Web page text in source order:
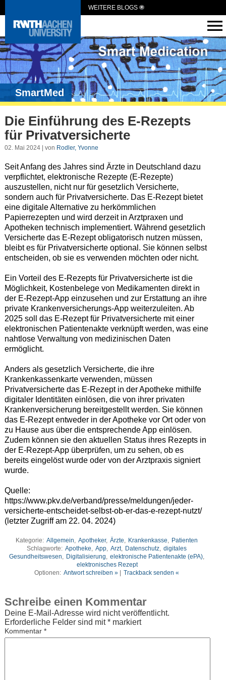
WEITERE BLOGS
SmartMed
Die Einführung des E-Rezepts
für Privatversicherte
02. Mai 2024 | von Rodler, Yvonne
Seit Anfang des Jahres sind Ärzte in Deutschland dazu
verpflichtet, elektronische Rezepte (E-Rezepte)
auszustellen, nicht nur für gesetzlich Versicherte,
sondern auch für Privatversicherte. Das E-Rezept bietet
eine digitale Alternative zu herkömmlichen
Papierrezepten und wird derzeit in Arztpraxen und
Apotheken technisch implementiert. Während gesetzlich
Versicherte das E-Rezept obligatorisch nutzen müssen,
bleibt es für Privatversicherte optional. Sie können selbst
entscheiden, ob sie es verwenden möchten oder nicht.
Ein Vorteil des E-Rezepts für Privatversicherte ist die
Möglichkeit, Kostenbelege von Medikamenten direkt in
der E-Rezept-App einzusehen und zur Erstattung an ihre
private Krankenversicherungs-App weiterzuleiten. Ab
2025 soll das E-Rezept für Privatversicherte mit einer
elektronischen Patientenakte verknüpft werden, was eine
nahtlose Verwaltung von medizinischen Daten
ermöglicht.
Anders als gesetzlich Versicherte, die ihre
Krankenkassenkarte verwenden, müssen
Privatversicherte das E-Rezept in der Apotheke mithilfe
digitaler Identitäten einlösen, die von ihrer privaten
Krankenversicherung bereitgestellt werden. Sie können
das E-Rezept entweder in der Apotheke vor Ort oder von
zu Hause aus über die entsprechende App einlösen.
Zudem können sie den aktuellen Status ihres Rezepts in
der E-Rezept-App überprüfen, um zu sehen, ob es
bereits eingelöst wurde oder von der Arztpraxis signiert
wurde.
Quelle:
https://www.pkv.de/verband/presse/meldungen/jeder-
versicherte-entscheidet-selbst-ob-er-das-e-rezept-nutzt/
(letzter Zugriff am 22. 04. 2024)
Kategorie: Allgemein, Apotheker, Ärzte, Krankenkasse, Patienten
Schlagworte: Apotheke, App, Arzt, Datenschutz, digitales
Gesundheitswesen, Digitalisierung, elektronische Patientenakte (ePA),
elektronisches Rezept
Optionen: Antwort schreiben » Trackback senden «
Schreibe einen Kommentar
Deine E-Mail-Adresse wird nicht veröffentlicht.
Erforderliche Felder sind mit*markiert
Kommentar *